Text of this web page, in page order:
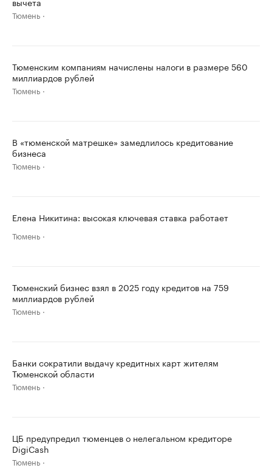
Тюмень
Тюменским компаниям начислены налоги в размере 560
миллиардов рублей
Тюмень
В «тюменской матрешке» замедлилось кредитование
бизнеса
Тюмень
Елена Никитина: высокая ключевая ставка работает
Тюмень
Тюменский бизнес взял в 2025 году кредитов на 759
миллиардов рублей
Тюмень
Банки сократили выдачу кредитных карт жителям
Тюменской области
Тюмень
ЦБ предупредил тюменцев о нелегальном кредиторе
DigiCash
Тюмень